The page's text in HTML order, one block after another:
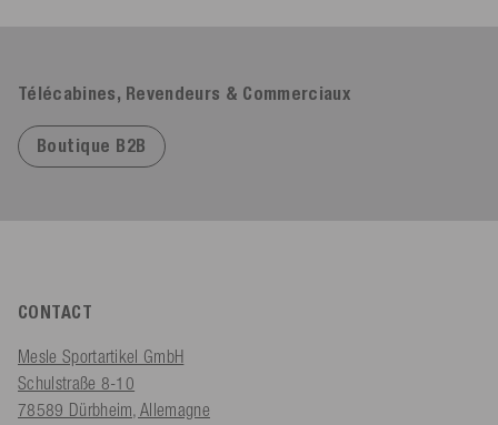
Télécabines, Revendeurs & Commerciaux
Boutique B2B
CONTACT
Mesle Sportartikel GmbH
Schulstraße 8-10
78589 Dürbheim, Allemagne